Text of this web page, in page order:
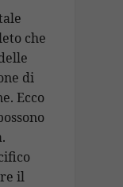
che
di
Ecco
il